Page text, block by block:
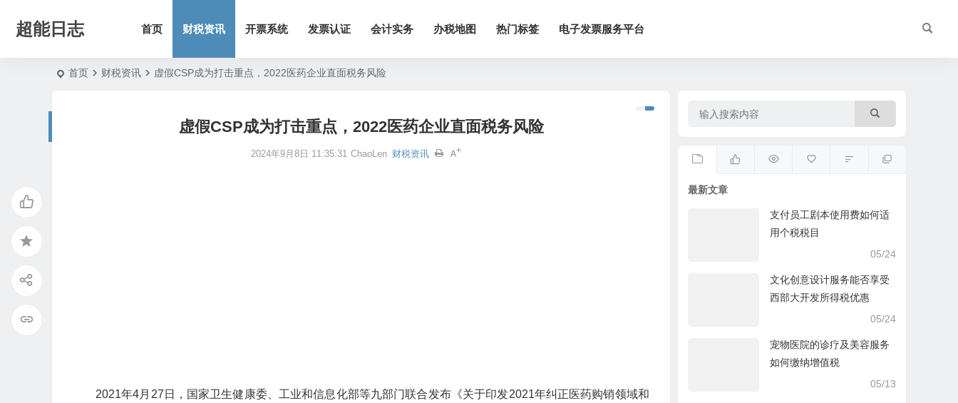
超能日志 首页 财税资讯 开票系统 发票认证 会计实务 办税地图 热门标签 电子发票服务平台
首页 财税资讯 虚假CSP成为打击重点，2022医药企业直面税务风险
虚假CSP成为打击重点，2022医药企业直面税务风险
2024年9月8日 11:35:31 ChaoLen 财税资讯
2021年4月27日，国家卫生健康委、工业和信息化部等九部门联合发布《关于印发2021年纠正医药购销领域和
最新文章
支付员工剧本使用费如何适
用个税税目
05/24
文化创意设计服务能否享受
西部大开发所得税优惠
05/24
宠物医院的诊疗及美容服务
如何缴纳增值税
05/13